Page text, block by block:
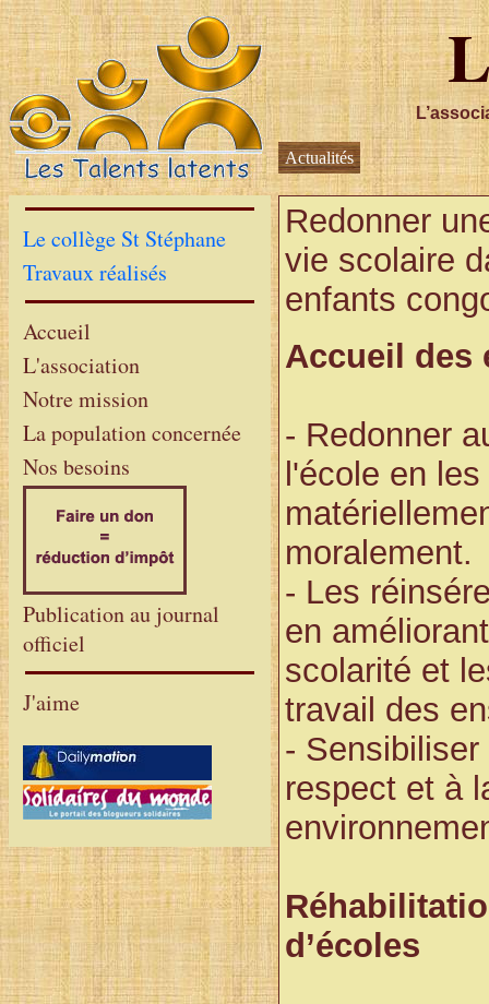
Actualités
Le collège St Stéphane
Travaux réalisés
Accueil
L'association
Notre mission
La population concernée
Nos besoins
Publication au journal
officiel
J'aime
Redonner
vie scolaire
enfants
Accueil des
- Redonner
l'école en
moralement.
- Les
en
scolarité et
travail des
-
respect et à
d’écoles